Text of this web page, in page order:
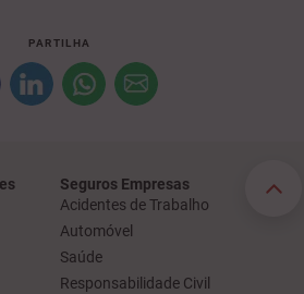
PARTILHA
Seguros Empresas
Acidentes de Trabalho
Automóvel
Saúde
Responsabilidade Civil